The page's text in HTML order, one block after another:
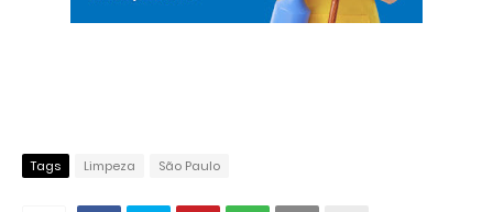
Tags Limpeza São Paulo